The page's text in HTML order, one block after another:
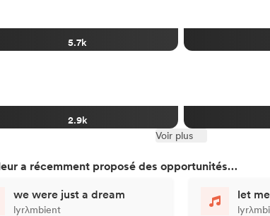
5.7k
2.9k
Voir plus
a récemment proposé des opportunités…
we were just a dream
lyrλmbient
let